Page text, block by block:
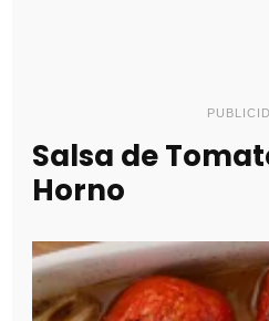
Salsa de
Horno